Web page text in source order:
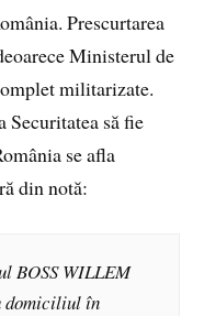
Prescurtarea
Ministerul de
militarizate.
Securitatea să fie
se afla
din notă:
BOSS WILLEM
domiciliul în